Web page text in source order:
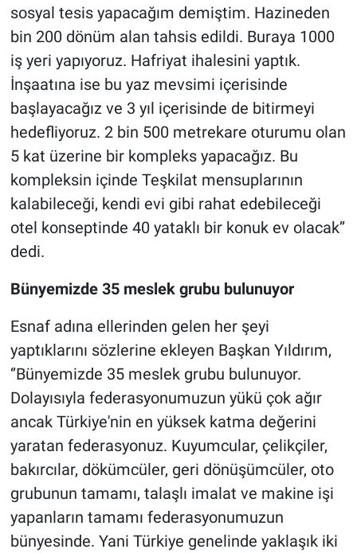
sosyal tesis yapacağım demiştim. Hazineden
bin 200 dönüm alan tahsis edildi. Buraya 1000
iş yeri yapıyoruz. Hafriyat ihalesini yaptık.
İnşaatına ise bu yaz mevsimi içerisinde
başlayacağız ve 3 yıl içerisinde de bitirmeyi
hedefliyoruz. 2 bin 500 metrekare oturumu olan
5 kat üzerine bir kompleks yapacağız. Bu
kompleksin içinde Teşkilat mensuplarının
kalabileceği, kendi evi gibi rahat edebileceği
otel konseptinde 40 yataklı bir konuk ev olacak’’
dedi.
Bünyemizde 35 meslek grubu bulunuyor
Esnaf adına ellerinden gelen her şeyi
yaptıklarını sözlerine ekleyen Başkan Yıldırım,
‘’Bünyemizde 35 meslek grubu bulunuyor.
Dolayısıyla federasyonumuzun yükü çok ağır
ancak Türkiye'nin en yüksek katma değerini
yaratan federasyonuz. Kuyumcular, çelikçiler,
bakırcılar, dökümcüler, geri dönüşümcüler, oto
grubunun tamamı, talaşlı imalat ve makine işi
yapanların tamamı federasyonumuzun
bünyesinde. Yani Türkiye genelinde yaklaşık iki